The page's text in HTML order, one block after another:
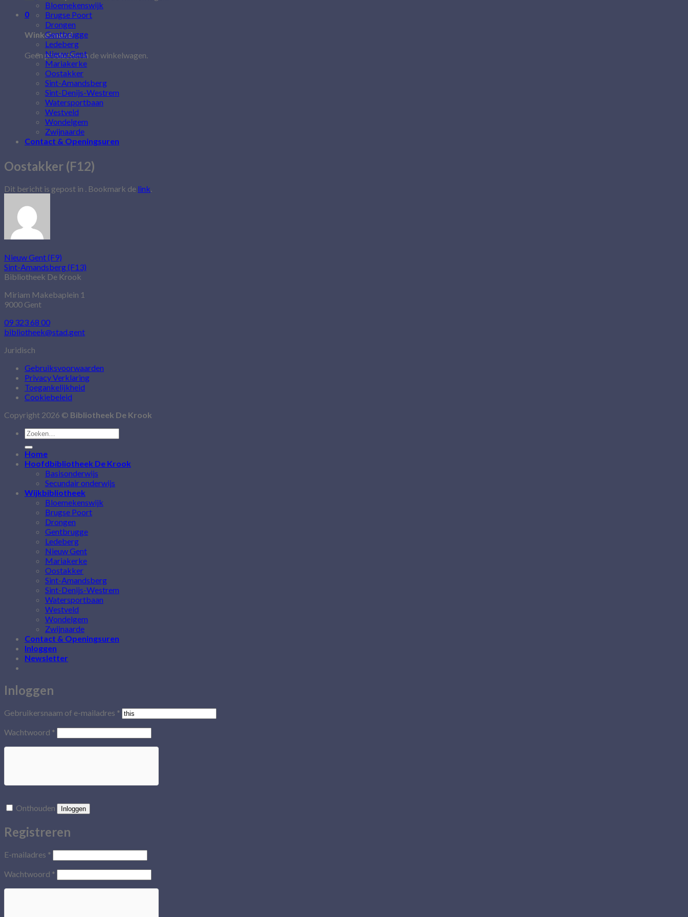
0
Winkelmand
Geen producten in de winkelwagen.
Bloemekenswijk
Brugse Poort
Drongen
Gentbrugge
Ledeberg
Nieuw Gent
Mariakerke
Oostakker
Sint-Amandsberg
Sint-Denijs-Westrem
Watersportbaan
Westveld
Wondelgem
Zwijnaarde
Contact & Openingsuren
Oostakker (F12)
Dit bericht is gepost in . Bookmark de link
Nieuw Gent (F9)
Sint-Amandsberg (F13)
Bibliotheek De Krook
Miriam Makebaplein 1
9000 Gent
09 323 68 00
bibliotheek@stad.gent
Juridisch
Gebruiksvoorwaarden
Privacy Verklaring
Toegankelijkheid
Cookiebeleid
Copyright 2026 © Bibliotheek De Krook
Zoeken
naar:
Home
Hoofdbibliotheek De Krook
Basisonderwijs
Secundair onderwijs
Wijkbibliotheek
Bloemekenswijk
Brugse Poort
Drongen
Gentbrugge
Ledeberg
Nieuw Gent
Mariakerke
Oostakker
Sint-Amandsberg
Sint-Denijs-Westrem
Watersportbaan
Westveld
Wondelgem
Zwijnaarde
Contact & Openingsuren
Inloggen
Newsletter
Inloggen
Gebruikersnaam of e-mailadres *
Wachtwoord *
Onthouden Inloggen
Registreren
E-mailadres *
Wachtwoord *